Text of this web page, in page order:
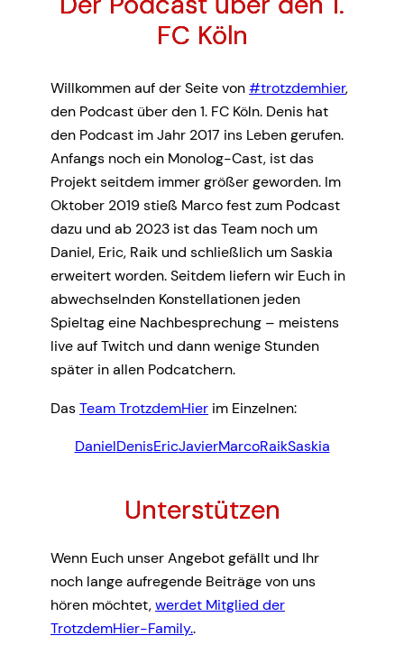
FC Köln
Willkommen auf der Seite von#trotzdemhier,
den Podcast über den 1. FC Köln. Denis hat
den Podcast im Jahr 2017 ins Leben gerufen.
Anfangs noch ein Monolog-Cast, ist das
Projekt seitdem immer größer geworden. Im
Oktober 2019 stieß Marco fest zum Podcast
dazu und ab 2023 ist das Team noch um
Daniel, Eric, Raik und schließlich um Saskia
erweitert worden. Seitdem liefern wir Euch in
abwechselnden Konstellationen jeden
Spieltag eine Nachbesprechung – meistens
live auf Twitch und dann wenige Stunden
später in allen Podcatchern.
DasTeam TrotzdemHier im Einzelnen:
DanielDenisEricJavierMarcoRaikSaskia
Unterstützen
Wenn Euch unser Angebot gefällt und Ihr
noch lange aufregende Beiträge von uns
hören möchtet,werdet Mitglied der
TrotzdemHier-Family..